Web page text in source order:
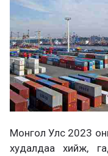
Монгол Улс 2023
худалдаа хийж,